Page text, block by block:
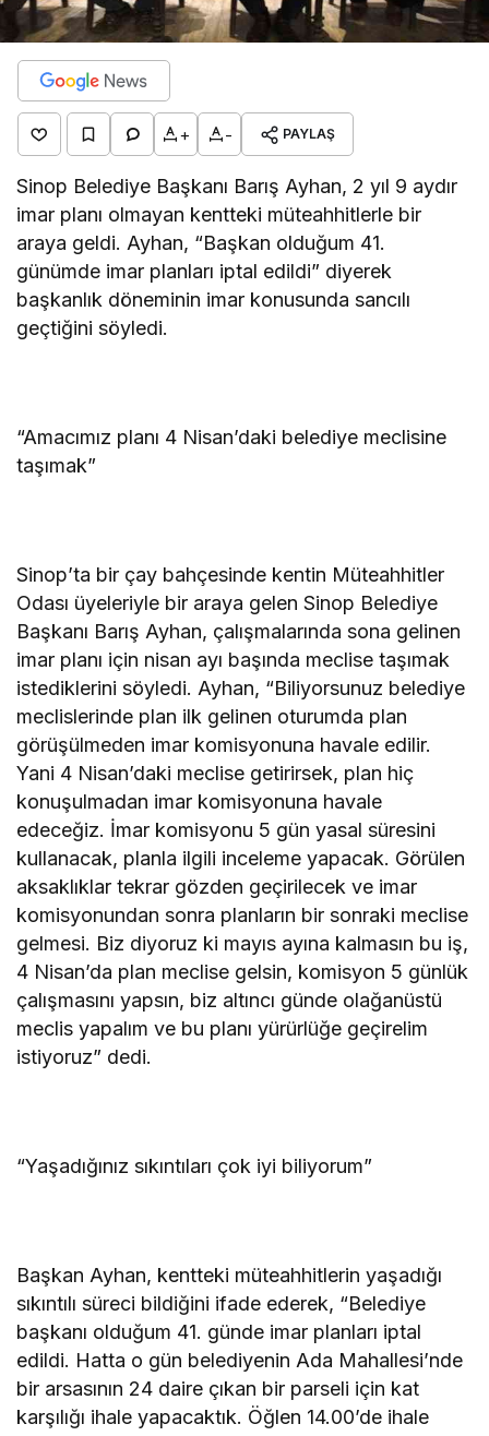
+ - PAYLAŞ
Sinop Belediye Başkanı Barış Ayhan, 2 yıl 9 aydır
imar planı olmayan kentteki müteahhitlerle bir
araya geldi. Ayhan, “Başkan olduğum 41.
günümde imar planları iptal edildi” diyerek
başkanlık döneminin imar konusunda sancılı
geçtiğini söyledi.
“Amacımız planı 4 Nisan’daki belediye meclisine
taşımak”
Sinop’ta bir çay bahçesinde kentin Müteahhitler
Odası üyeleriyle bir araya gelen Sinop Belediye
Başkanı Barış Ayhan, çalışmalarında sona gelinen
imar planı için nisan ayı başında meclise taşımak
istediklerini söyledi. Ayhan, “Biliyorsunuz belediye
meclislerinde plan ilk gelinen oturumda plan
görüşülmeden imar komisyonuna havale edilir.
Yani 4 Nisan’daki meclise getirirsek, plan hiç
konuşulmadan imar komisyonuna havale
edeceğiz. İmar komisyonu 5 gün yasal süresini
kullanacak, planla ilgili inceleme yapacak. Görülen
aksaklıklar tekrar gözden geçirilecek ve imar
komisyonundan sonra planların bir sonraki meclise
gelmesi. Biz diyoruz ki mayıs ayına kalmasın bu iş,
4 Nisan’da plan meclise gelsin, komisyon 5 günlük
çalışmasını yapsın, biz altıncı günde olağanüstü
meclis yapalım ve bu planı yürürlüğe geçirelim
istiyoruz” dedi.
“Yaşadığınız sıkıntıları çok iyi biliyorum”
Başkan Ayhan, kentteki müteahhitlerin yaşadığı
sıkıntılı süreci bildiğini ifade ederek, “Belediye
başkanı olduğum 41. günde imar planları iptal
edildi. Hatta o gün belediyenin Ada Mahallesi’nde
bir arsasının 24 daire çıkan bir parseli için kat
karşılığı ihale yapacaktık. Öğlen 14.00’de ihale